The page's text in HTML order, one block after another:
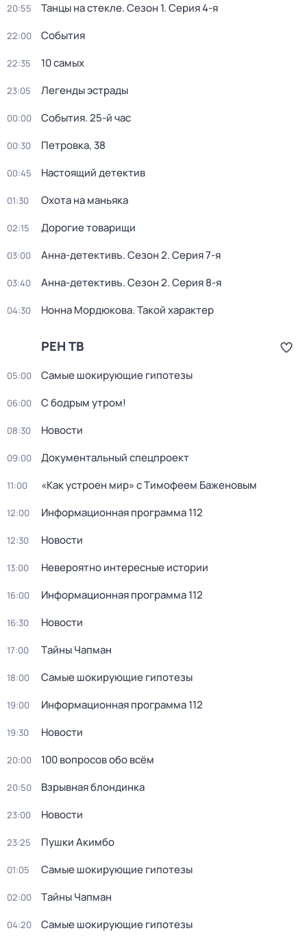
20:55 Танцы на стекле. Сезон 1. Серия 4-я
22:00 События
22:35 10 самых
23:05 Легенды эстрады
00:00 События. 25-й час
00:30 Петровка, 38
00:45 Настоящий детектив
01:30 Охота на маньяка
02:15 Дорогие товарищи
03:00 Анна-детективъ. Сезон 2. Серия 7-я
03:40 Анна-детективъ. Сезон 2. Серия 8-я
04:30 Нонна Мордюкова. Такой характер
РЕН ТВ
05:00 Самые шoкиpующие гипотезы
06:00 С бодрым утром!
08:30 Новости
09:00 Документальный спецпроект
11:00 «Как устроен мир» с Тимофеем Баженовым
12:00 Информационная программа 112
12:30 Новости
13:00 Невероятно интересные истории
16:00 Информационная программа 112
16:30 Новости
17:00 Тaйны Чапман
18:00 Самые шoкиpующие гипотезы
19:00 Информационная программа 112
19:30 Новости
20:00 100 вопросов обо всём
20:50 Взрывная блондинка
23:00 Новости
23:25 Пушки Акимбо
01:05 Самые шoкиpующие гипотезы
02:00 Тaйны Чапман
04:20 Самые шoкиpующие гипотезы